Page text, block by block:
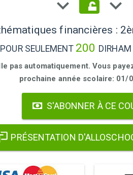
financières :
POUR SEULEMENT 200 DIRHAM
pas automatiquement. Vous
prochaine année scolaire: 01/
S'ABONNER À CE
PRÉSENTATION